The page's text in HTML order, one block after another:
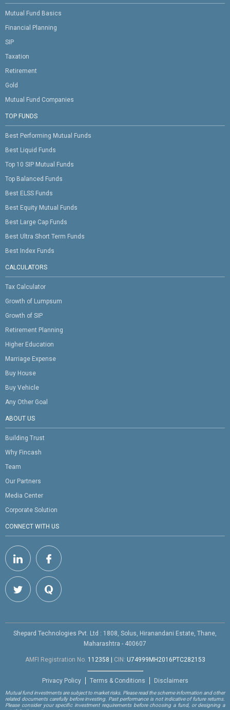
Mutual Fund Basics
Financial Planning
SIP
Taxation
Retirement
Gold
Mutual Fund Companies
TOP FUNDS
Best Performing Mutual Funds
Best Liquid Funds
Top 10 SIP Mutual Funds
Top Balanced Funds
Best ELSS Funds
Best Equity Mutual Funds
Best Large Cap Funds
Best Ultra Short Term Funds
Best Index Funds
CALCULATORS
Tax Calculator
Growth of Lumpsum
Growth of SIP
Retirement Planning
Higher Education
Marriage Expense
Buy House
Buy Vehicle
Any Other Goal
ABOUT US
Building Trust
Why Fincash
Team
Our Partners
Media Center
Corporate Solution
CONNECT WITH US
Shepard Technologies Pvt. Ltd : 1808, Solus, Hiranandani Estate, Thane,
Maharashtra - 400607
AMFI Registration No. 112358 | CIN: U74999MH2016PTC282153
Privacy Policy Terms & Conditions Disclaimers
Mutual fund investments are subject to market risks. Please read the scheme information and other
related documents carefully before investing. Past performance is not indicative of future returns.
Please consider your specific investment requirements before choosing a fund, or designing a